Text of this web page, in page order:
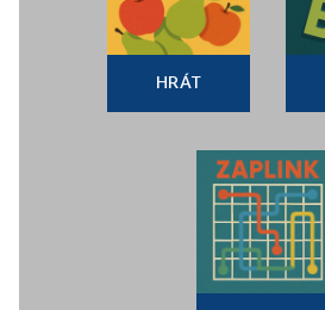
HRÁT